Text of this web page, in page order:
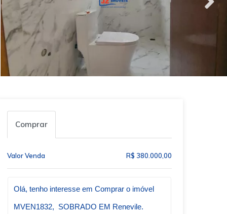
Comprar
Valor Venda R$ 380.000,00